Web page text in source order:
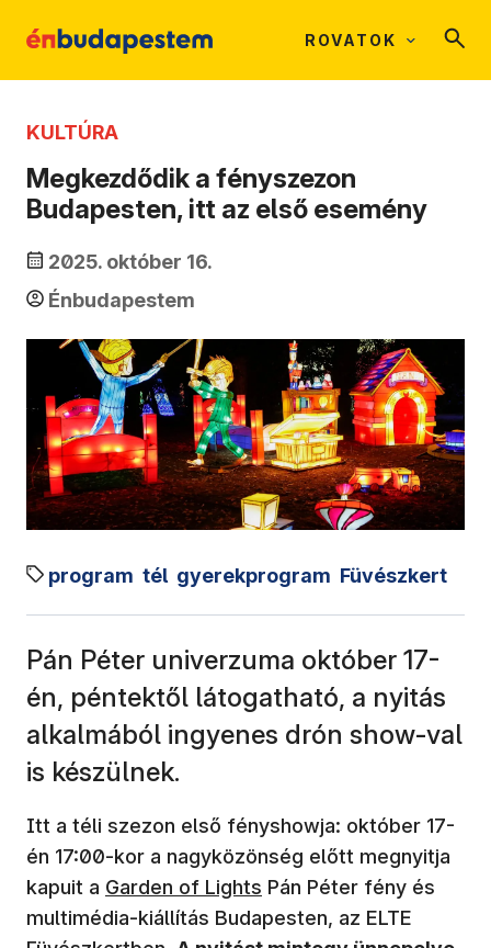
ROVATOK
KULTÚRA
Megkezdődik a fényszezon
Budapesten, itt az első esemény
2025. október 16.
Énbudapestem
program tél gyerekprogram Füvészkert
Pán Péter univerzuma október 17-
én, péntektől látogatható, a nyitás
alkalmából ingyenes drón show-val
is készülnek.
Itt a téli szezon első fényshowja: október 17-
én 17:00-kor a nagyközönség előtt megnyitja
kapuit a (új ablakban nyílik meg)
Garden of Lights Pán Péter fény és
multimédia-kiállítás Budapesten, az ELTE